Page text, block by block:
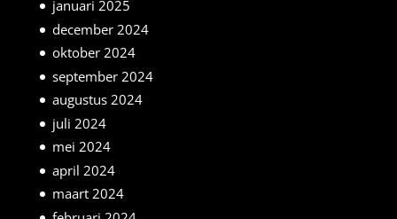
januari 2025
december 2024
oktober 2024
september 2024
augustus 2024
juli 2024
mei 2024
april 2024
maart 2024